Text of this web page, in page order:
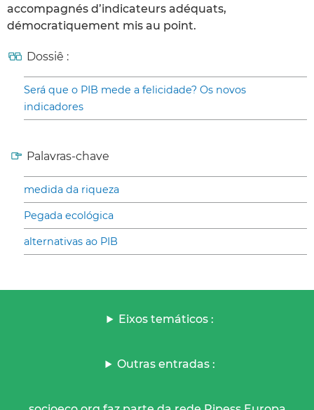
accompagnés d’indicateurs adéquats,
démocratiquement mis au point.
Dossiê :
Será que o PIB mede a felicidade? Os novos
indicadores
Palavras-chave
medida da riqueza
Pegada ecológica
alternativas ao PIB
Eixos temáticos :
Outras entradas :